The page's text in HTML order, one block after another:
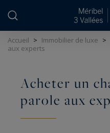
Accueil > Immobilier de luxe >
aux experts
Acheter un
parole aux